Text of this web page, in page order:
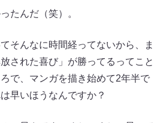
たんだ（笑）。
そんなに時間経ってないから、ま
された喜び」が勝ってるってこと
で、マンガを描き始めて2年半で
早いほうなんですか？